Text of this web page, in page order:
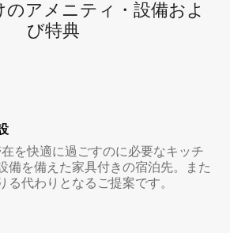
のア⁠メ⁠ニ⁠テ⁠ィ⁠・設⁠備⁠およ
び特⁠典
を快適に過ごすのに必要なキッチ
備を備えた家具付きの宿泊先。また
る代わりとなるご提案です。